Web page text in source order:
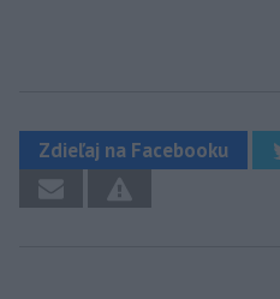
Zdieľaj na Facebooku